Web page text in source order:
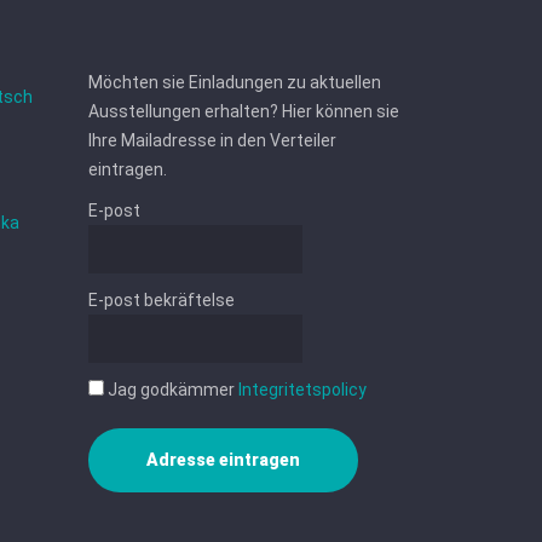
Möchten sie Einladungen zu aktuellen
Ausstellungen erhalten? Hier können sie
Ihre Mailadresse in den Verteiler
eintragen.
E-post
E-post bekräftelse
Jag godkämmer Integritetspolicy
Adresse eintragen